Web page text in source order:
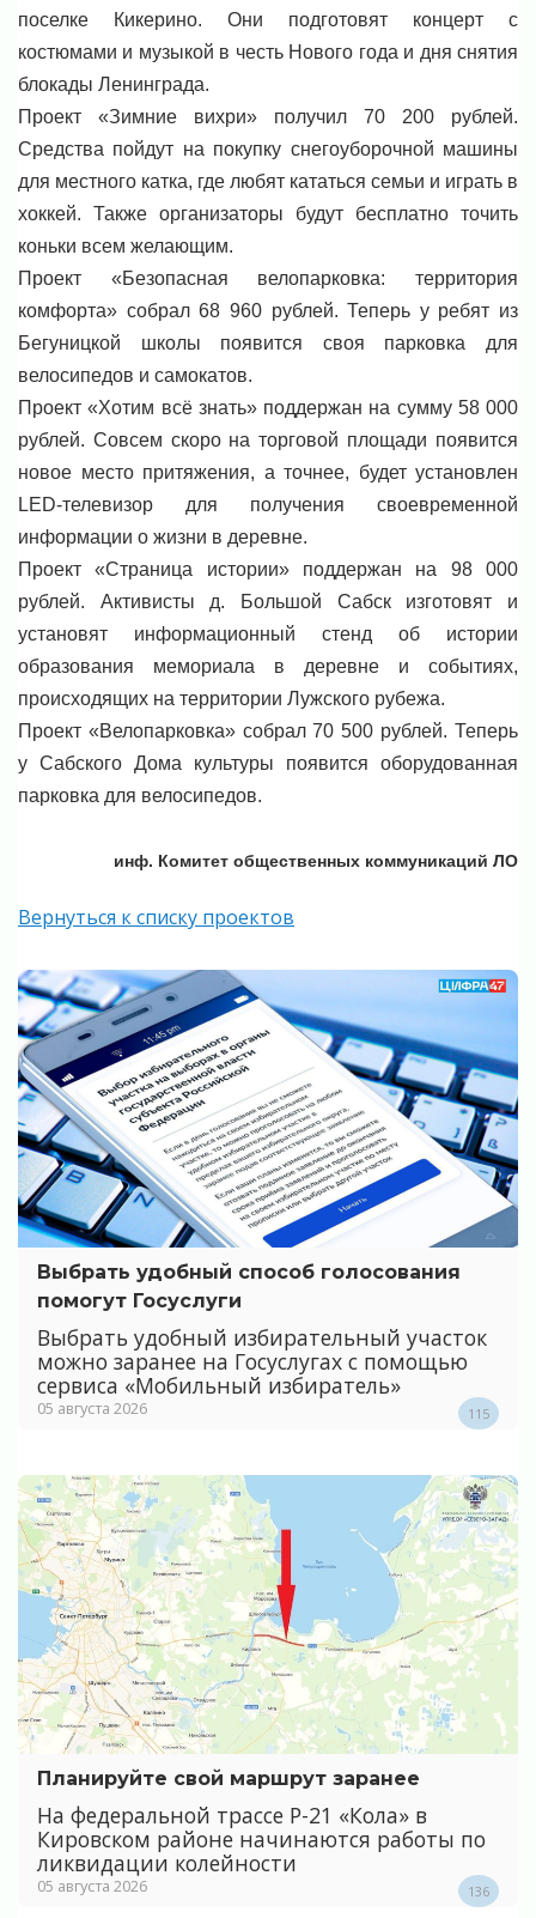
поселке Кикерино. Они подготовят концерт с
костюмами и музыкой в честь Нового года и дня снятия
блокады Ленинграда.
Проект «Зимние вихри» получил 70 200 рублей.
Средства пойдут на покупку снегоуборочной машины
для местного катка, где любят кататься семьи и играть в
хоккей. Также организаторы будут бесплатно точить
коньки всем желающим.
Проект «Безопасная велопарковка: территория
комфорта» собрал 68 960 рублей. Теперь у ребят из
Бегуницкой школы появится своя парковка для
велосипедов и самокатов.
Проект «Хотим всё знать» поддержан на сумму 58 000
рублей. Совсем скоро на торговой площади появится
новое место притяжения, а точнее, будет установлен
LED-телевизор для получения своевременной
информации о жизни в деревне.
Проект «Страница истории» поддержан на 98 000
рублей. Активисты д. Большой Сабск изготовят и
установят информационный стенд об истории
образования мемориала в деревне и событиях,
происходящих на территории Лужского рубежа.
Проект «Велопарковка» собрал 70 500 рублей. Теперь
у Сабского Дома культуры появится оборудованная
парковка для велосипедов.
инф. Комитет общественных коммуникаций ЛО
Вернуться к списку проектов
Выбрать удобный способ голосования
помогут Госуслуги
Выбрать удобный избирательный участок
можно заранее на Госуслугах с помощью
сервиса «Мобильный избиратель»
05 августа 2026 115
Планируйте свой маршрут заранее
На федеральной трассе Р-21 «Кола» в
Кировском районе начинаются работы по
ликвидации колейности
05 августа 2026 136